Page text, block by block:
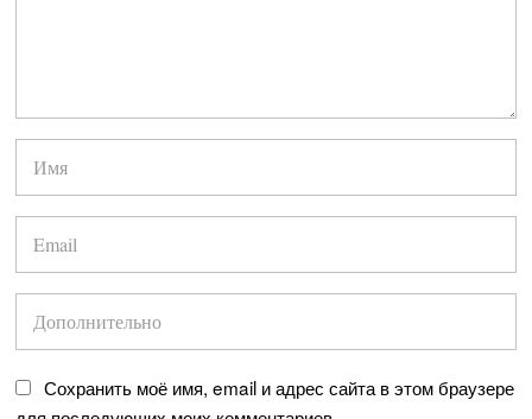
Сохранить моё имя, email и адрес сайта в этом браузере